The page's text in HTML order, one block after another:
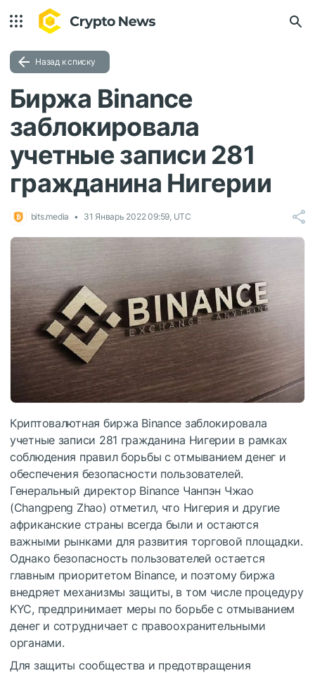
Назад к списку
Биржа Binance
заблокировала
учетные записи 281
гражданина Нигерии
bits.media 31 Январь 2022 09:59, UTC
Криптовалютная биржа Binance заблокировала
учетные записи 281 гражданина Нигерии в рамках
соблюдения правил борьбы с отмыванием денег и
обеспечения безопасности пользователей.
Генеральный директор Binance Чанпэн Чжао
(Changpeng Zhao) отметил, что Нигерия и другие
африканские страны всегда были и остаются
важными рынками для развития торговой площадки.
Однако безопасность пользователей остается
главным приоритетом Binance, и поэтому биржа
внедряет механизмы защиты, в том числе процедуру
KYC, предпринимает меры по борьбе с отмыванием
денег и сотрудничает с правоохранительными
органами.
Для защиты сообщества и предотвращения